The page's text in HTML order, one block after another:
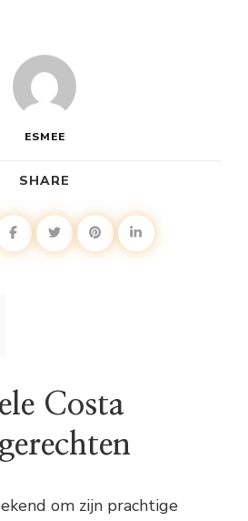
ESMEE
SHARE
Costa
om zijn prachtige